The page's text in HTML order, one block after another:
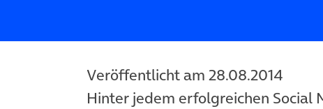
Veröffentlicht am 28.08.2014
Hinter jedem erfolgreichen